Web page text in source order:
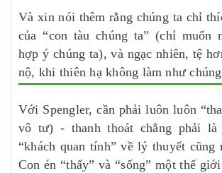
Và xin nói thêm rằng chúng ta chỉ
của “con tàu chúng ta” (chỉ muốn
hợp ý chúng ta), và ngạc nhiên, tệ
nộ, khi thiên hạ không làm như
Với Spengler, cần phải luôn luôn
vô tư) - thanh thoát chẳng phải là
“khách quan tính” về lý thuyết cũng
Con én “thấy” và “sống” một thế